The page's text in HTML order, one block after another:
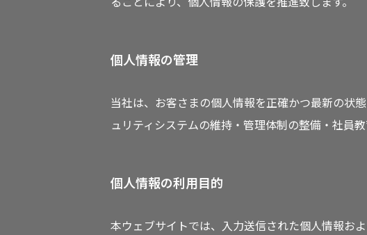
個人情報の管理
当社は、お客さまの個人情報を正確かつ最新の状
ュリティシステムの維持・管理体制の整備・社員
個人情報の利用目的
本ウェブサイトでは、入力送信された個人情報お